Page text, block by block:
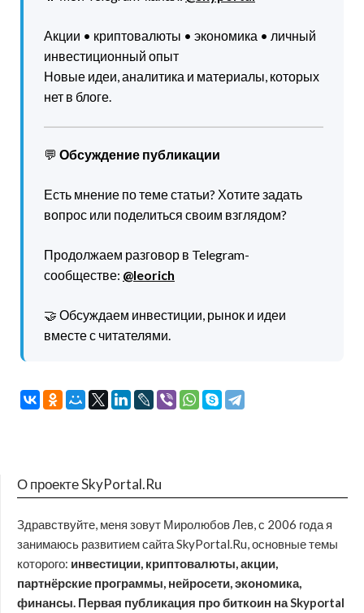
Акции • криптовалюты • экономика • личный
инвестиционный опыт
Новые идеи, аналитика и материалы, которых
нет в блоге.
💬 Обсуждение публикации
Есть мнение по теме статьи? Хотите задать
вопрос или поделиться своим взглядом?
Продолжаем разговор в Telegram-
сообществе: @leorich
🤝 Обсуждаем инвестиции, рынок и идеи
вместе с читателями.
О проекте SkyPortal.Ru
Здравствуйте, меня зовут Миролюбов Лев, с 2006 года я
занимаюсь развитием сайта SkyPortal.Ru, основные темы
которого: инвестиции, криптовалюты, акции,
партнёрские программы, нейросети, экономика,
финансы. Первая публикация про биткоин на Skyportal